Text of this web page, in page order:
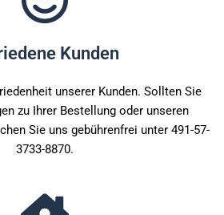
Kunden
unserer Kunden. Sollten Sie
zu Ihrer Bestellung oder unseren
Sie uns gebührenfrei unter 491-57-
3733-8870.